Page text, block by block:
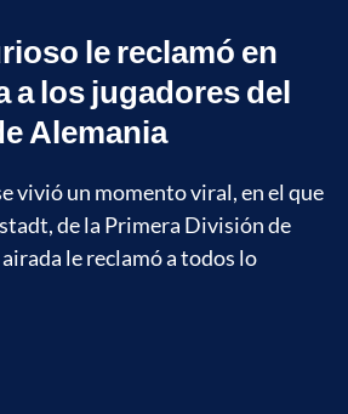
le reclamó en
a los jugadores del
Alemania
vivió un momento viral, en el que
de la Primera División de
le reclamó a todos lo